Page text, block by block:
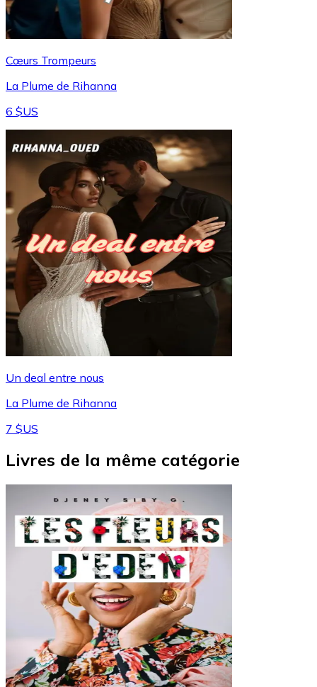
Cœurs Trompeurs
La Plume de Rihanna
6 $US
Un deal entre nous
La Plume de Rihanna
7 $US
Livres de la même catégorie